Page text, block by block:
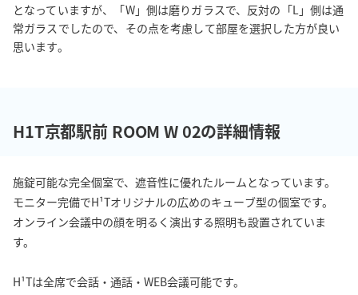
となっていますが、「W」側は磨りガラスで、反対の「L」側は通
常ガラスでしたので、その点を考慮して部屋を選択した方が良い
思います。
H1T京都駅前 ROOM W 02の詳細情報
施錠可能な完全個室で、遮音性に優れたルームとなっています。
モニター完備でH¹Tオリジナルの広めのキューブ型の個室です。
オンライン会議中の顔を明るく演出する照明も設置されていま
す。
H¹Tは全席で会話・通話・WEB会議可能です。